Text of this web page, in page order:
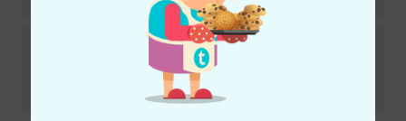
Session4 Sub Cover
Sofort lieferbar